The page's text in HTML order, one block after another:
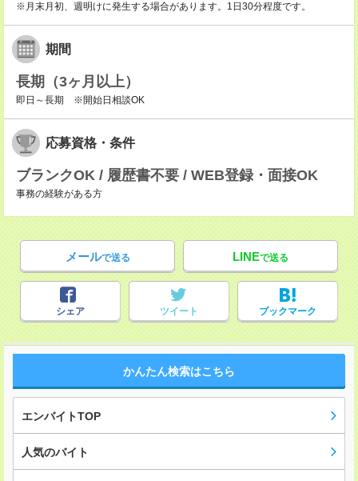
※月末月初、週明けに発生する場合があります。1日30分程度です。
期間
長期（3ヶ月以上）
即日～長期 ※開始日相談OK
応募資格・条件
ブランクOK / 履歴書不要 / WEB登録・面接OK
事務の経験がある方
メールで送る LINEで送る
シェア ツイート ブックマーク
かんたん検索はこちら
エンバイトTOP
人気のバイト